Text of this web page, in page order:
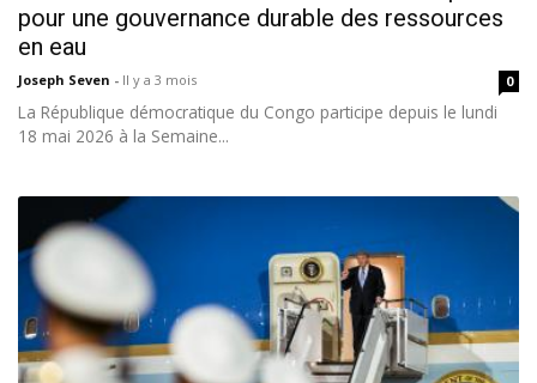
pour une gouvernance durable des ressources
en eau
Joseph Seven - Il y a 3 mois 0
La République démocratique du Congo participe depuis le lundi
18 mai 2026 à la Semaine...